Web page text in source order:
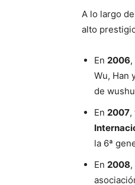
A lo largo
alto
En 2006
Wu, Han
de
En 2007,
la 6ª
En 2008